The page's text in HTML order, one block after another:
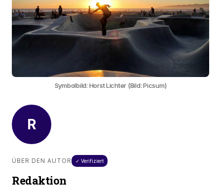
Symbolbild: Horst Lichter (Bild: Picsum)
R
ÜBER DEN AUTOR ✓ Verifiziert
Redaktion